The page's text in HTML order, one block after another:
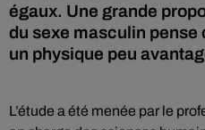
égaux. Une grande
du sexe masculin pense
un physique peu
L’étude a été menée par le